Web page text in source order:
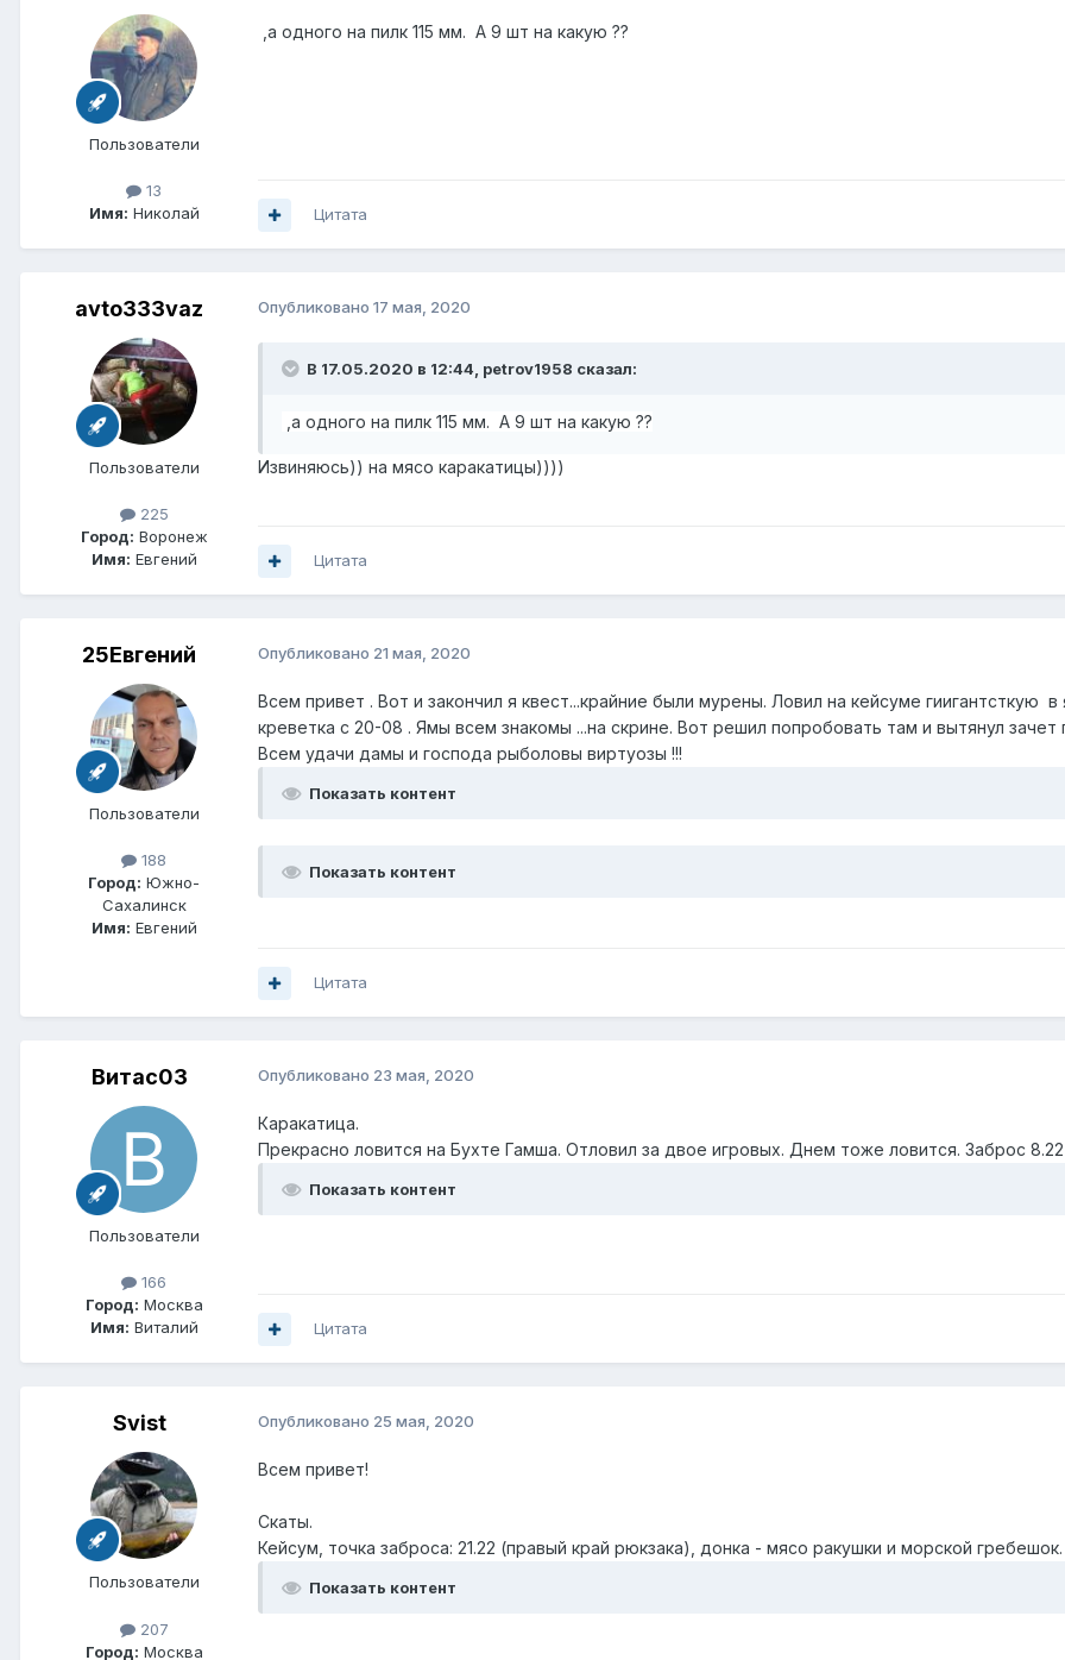
Пользователи
13
Имя: Николай
,а одного на пилк 115 мм. А 9 шт на какую ??
Цитата
avto333vaz
Пользователи
225
Город: Воронеж
Имя: Евгений
Опубликовано 17 мая, 2020
В 17.05.2020 в 12:44, petrov1958 сказал:
,а одного на пилк 115 мм. А 9 шт на какую ??
Извиняюсь)) на мясо каракатицы))))
Цитата
25Евгений
Пользователи
188
Город: Южно-
Сахалинск
Имя: Евгений
Опубликовано 21 мая, 2020
Всем привет . Вот и закончил я квест...крайние были мурены. Ловил на кейсуме
креветка с 20-08 . Ямы всем знакомы ...на скрине. Вот решил попробовать там и вытянул
Всем удачи дамы и господа рыболовы виртуозы !!!
Показать контент
Показать контент
Цитата
Витас03
Пользователи
166
Город: Москва
Имя: Виталий
Опубликовано 23 мая, 2020
Каракатица.
Прекрасно ловится на Бухте Гамша. Отловил за двое игровых. Днем тоже ловится. Заброс
Показать контент
Цитата
Svist
Пользователи
207
Город: Москва
Опубликовано 25 мая, 2020
Всем привет!
Скаты.
Кейсум, точка заброса: 21.22 (правый край рюкзака), донка - мясо ракушки и морской
Показать контент